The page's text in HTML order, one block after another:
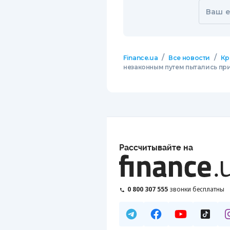
Ваш
Finance.ua / Все новости /
незаконным путем пытались
Рассчитывайте на
0 800 307 555 звонки бесплатны